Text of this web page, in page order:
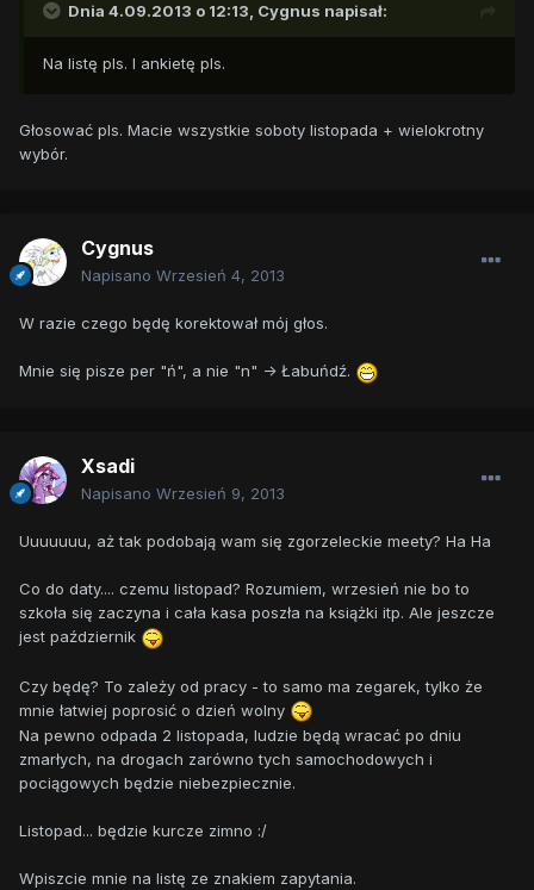
Dnia 4.09.2013 o 12:13, Cygnus napisał:
Na listę pls. I ankietę pls.
Głosować pls. Macie wszystkie soboty listopada + wielokrotny
wybór.
Cygnus
Napisano Wrzesień 4, 2013
W razie czego będę korektował mój głos.
Mnie się pisze per "ń", a nie "n" -> Łabuńdź.
Xsadi
Napisano Wrzesień 9, 2013
Uuuuuuu, aż tak podobają wam się zgorzeleckie meety? Ha Ha
Co do daty.... czemu listopad? Rozumiem, wrzesień nie bo to
szkoła się zaczyna i cała kasa poszła na książki itp. Ale jeszcze
jest październik
Czy będę? To zależy od pracy - to samo ma zegarek, tylko że
mnie łatwiej poprosić o dzień wolny
Na pewno odpada 2 listopada, ludzie będą wracać po dniu
zmarłych, na drogach zarówno tych samochodowych i
pociągowych będzie niebezpiecznie.
Listopad... będzie kurcze zimno :/
Wpiszcie mnie na listę ze znakiem zapytania.